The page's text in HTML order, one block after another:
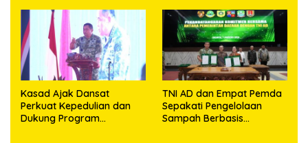
Kasad Ajak Dansat
Perkuat Kepedulian dan
Dukung Program
TNI AD dan Empat Pemda
Sepakati Pengelolaan
Sampah Berbasis